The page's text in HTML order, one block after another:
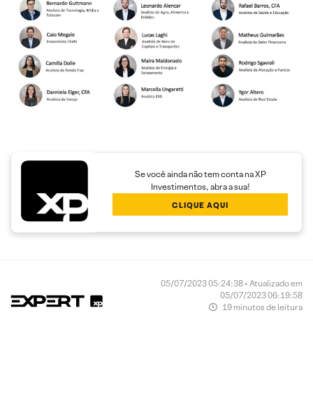
Se você ainda não tem conta na XP
Investimentos, abra a sua!
CLIQUE AQUI
05/07/2023 05:24:38 • Atualizado em
05/07/2023 06:19:58
19 minutos de leitura